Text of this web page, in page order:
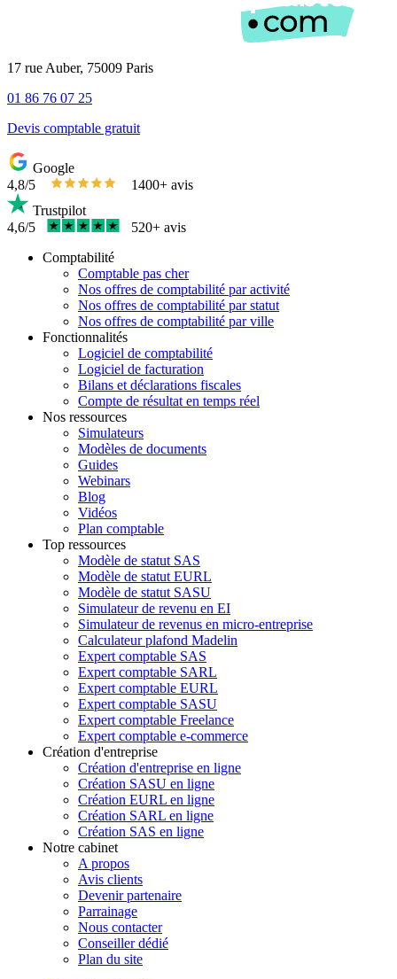
17 rue Auber, 75009 Paris
01 86 76 07 25
Devis comptable gratuit
Google
4,8/5
1400+ avis
Trustpilot
4,6/5
520+ avis
Comptabilité
Comptable pas cher
Nos offres de comptabilité par activité
Nos offres de comptabilité par statut
Nos offres de comptabilité par ville
Fonctionnalités
Logiciel de comptabilité
Logiciel de facturation
Bilans et déclarations fiscales
Compte de résultat en temps réel
Nos ressources
Simulateurs
Modèles de documents
Guides
Webinars
Blog
Vidéos
Plan comptable
Top ressources
Modèle de statut SAS
Modèle de statut EURL
Modèle de statut SASU
Simulateur de revenu en EI
Simulateur de revenus en micro-entreprise
Calculateur plafond Madelin
Expert comptable SAS
Expert comptable SARL
Expert comptable EURL
Expert comptable SASU
Expert comptable Freelance
Expert comptable e-commerce
Création d'entreprise
Création d'entreprise en ligne
Création SASU en ligne
Création EURL en ligne
Création SARL en ligne
Création SAS en ligne
Notre cabinet
A propos
Avis clients
Devenir partenaire
Parrainage
Nous contacter
Conseiller dédié
Plan du site